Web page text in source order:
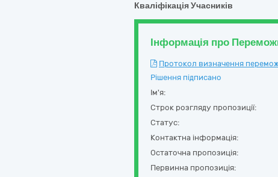
Кваліфікація Учасників
Інформація про
Протокол визначення
Рішення підписано
Ім'я:
Строк розгляду пропозиції:
Статус:
Контактна інформація:
Остаточна пропозиція:
Первинна пропозиція: